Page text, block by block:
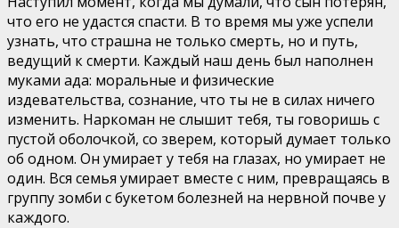
что его не удастся спасти. В то время мы уже успели
узнать, что страшна не только смерть, но и путь,
ведущий к смерти. Каждый наш день был наполнен
муками ада: моральные и физические
издевательства, сознание, что ты не в силах ничего
изменить. Наркоман не слышит тебя, ты говоришь с
пустой оболочкой, со зверем, который думает только
об одном. Он умирает у тебя на глазах, но умирает не
один. Вся семья умирает вместе с ним, превращаясь в
группу зомби с букетом болезней на нервной почве у
каждого.